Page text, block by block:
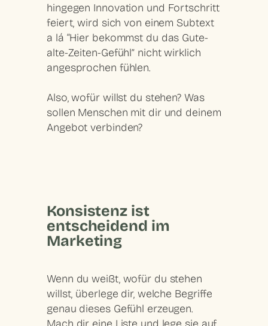
hingegen Innovation und Fortschritt
feiert, wird sich von einem Subtext
a lá “Hier bekommst du das Gute-
alte-Zeiten-Gefühl” nicht wirklich
angesprochen fühlen.
Also, wofür willst du stehen? Was
sollen Menschen mit dir und deinem
Angebot verbinden?
Konsistenz ist
entscheidend im
Marketing
Wenn du weißt, wofür du stehen
willst, überlege dir, welche Begriffe
genau dieses Gefühl erzeugen.